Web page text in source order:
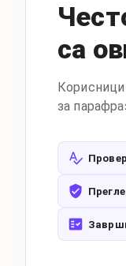
са
Корисници
за